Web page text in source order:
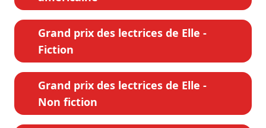
Grand prix des lectrices de Elle -
Fiction
Grand prix des lectrices de Elle -
Non fiction